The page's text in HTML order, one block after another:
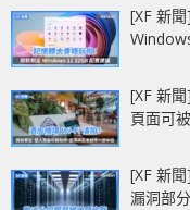
[XF 新
[XF 新
頁面可
[XF 新
漏洞部